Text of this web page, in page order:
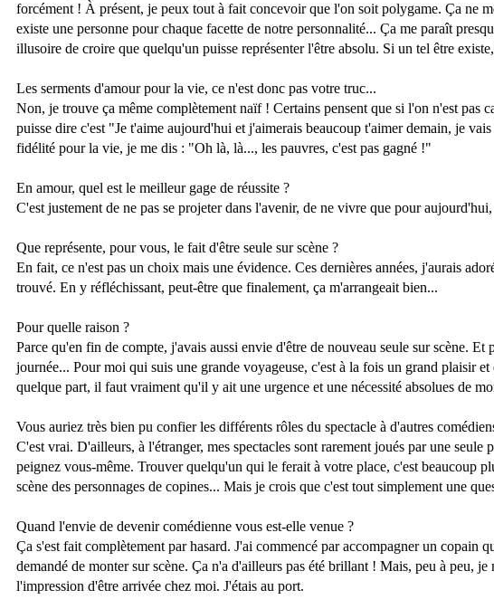
forcément ! À présent, je peux tout à fait concevoir que l'on soit polygame. Ça ne
existe une personne pour chaque facette de notre personnalité... Ça me paraît
illusoire de croire que quelqu'un puisse représenter l'être absolu. Si un tel être
Les serments d'amour pour la vie, ce n'est donc pas votre truc...
Non, je trouve ça même complètement naïf ! Certains pensent que si l'on n'est
puisse dire c'est "Je t'aime aujourd'hui et j'aimerais beaucoup t'aimer demain, je
fidélité pour la vie, je me dis : "Oh là, là..., les pauvres, c'est pas gagné !"
En amour, quel est le meilleur gage de réussite ?
C'est justement de ne pas se projeter dans l'avenir, de ne vivre que pour
Que représente, pour vous, le fait d'être seule sur scène ?
En fait, ce n'est pas un choix mais une évidence. Ces dernières années, j'aurais
trouvé. En y réfléchissant, peut-être que finalement, ça m'arrangeait bien...
Pour quelle raison ?
Parce qu'en fin de compte, j'avais aussi envie d'être de nouveau seule sur scène.
journée... Pour moi qui suis une grande voyageuse, c'est à la fois un grand plaisir
quelque part, il faut vraiment qu'il y ait une urgence et une nécessité absolues de
Vous auriez très bien pu confier les différents rôles du spectacle à d'autres
C'est vrai. D'ailleurs, à l'étranger, mes spectacles sont rarement joués par une
peignez vous-même. Trouver quelqu'un qui le ferait à votre place, c'est beaucoup
scène des personnages de copines... Mais je crois que c'est tout simplement une
Quand l'envie de devenir comédienne vous est-elle venue ?
Ça s'est fait complètement par hasard. J'ai commencé par accompagner un
demandé de monter sur scène. Ça n'a d'ailleurs pas été brillant ! Mais, peu à peu,
l'impression d'être arrivée chez moi. J'étais au port.